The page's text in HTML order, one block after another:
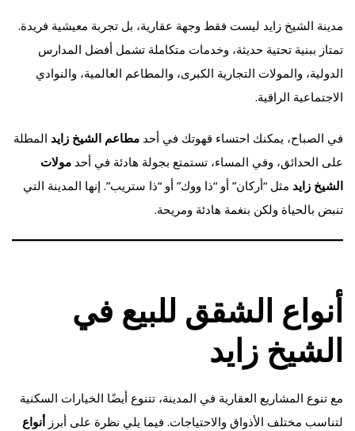
مدينة الشيخ زايد ليست فقط وجهة عقارية، بل تجربة معيشية فريدة.
تمتاز ببنية تحتية حديثة، وخدمات متكاملة تشمل أفضل المدارس
الدولية، والمولات التجارية الكبرى، والمطاعم العالمية، والنوادي
الاجتماعية الراقية.
في الصباح، يمكنك احتساء قهوتك في أحد مطاعم الشيخ زايد المطلة
على الحدائق، وفي المساء، تستمتع بجولة هادئة في أحد مولات
الشيخ زايد مثل “أركان” أو “ذا ووك” أو “ذا ستريب”. إنها المدينة التي
تنبض بالحياة ولكن بنغمة هادئة ومريحة.
أنواع الشقق للبيع في
الشيخ زايد
مع تنوع المشاريع العقارية في المدينة، تتنوع أيضًا الخيارات السكنية
لتناسب مختلف الأذواق والاحتياجات. فيما يلي نظرة على أبرز أنواع